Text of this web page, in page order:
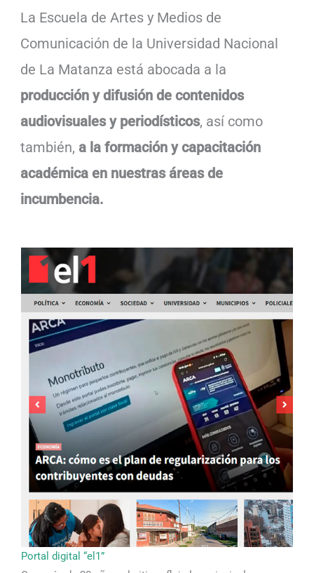
La Escuela de Artes y Medios de
Comunicación de la Universidad Nacional
de La Matanza está abocada a la
producción y difusión de contenidos
audiovisuales y periodísticos, así como
también, a la formación y capacitación
académica en nuestras áreas de
incumbencia.
Portal digital “el1”